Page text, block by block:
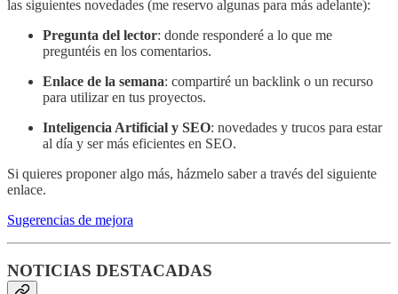
las siguientes novedades (me reservo algunas para más adelante):
Pregunta del lector: donde responderé a lo que me
preguntéis en los comentarios.
Enlace de la semana: compartiré un backlink o un recurso
para utilizar en tus proyectos.
Inteligencia Artificial y SEO: novedades y trucos para estar
al día y ser más eficientes en SEO.
Si quieres proponer algo más, házmelo saber a través del siguiente
enlace.
Sugerencias de mejora
NOTICIAS DESTACADAS